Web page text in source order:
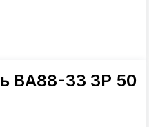
ВА88-33 3Р 50